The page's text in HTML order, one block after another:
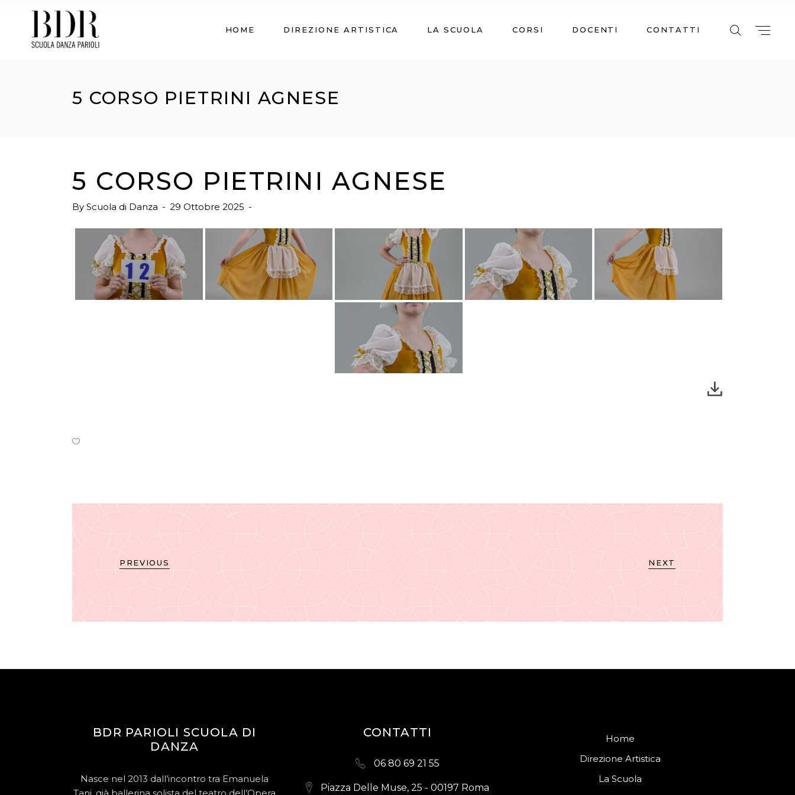
HOME DIREZIONE ARTISTICA LA SCUOLA CORSI DOCENTI CONTATTI
5 CORSO PIETRINI AGNESE
5 CORSO PIETRINI AGNESE
By Scuola di Danza 29 Ottobre 2025
PREVIOUS NEXT
BDR PARIOLI SCUOLA DI
DANZA
Nasce nel 2013 dall’incontro tra Emanuela
CONTATTI
06 80 69 21 55
Piazza Delle Muse, 25 - 00197 Roma
Home
Direzione Artistica
La Scuola